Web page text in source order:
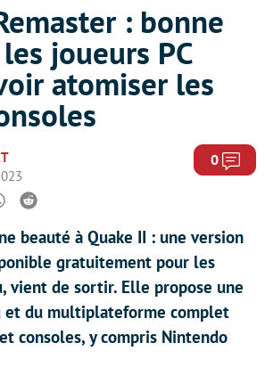
: bonne
joueurs PC
atomiser les
0
Reddit
beauté à Quake II : une version
gratuitement pour les
vient de sortir. Elle propose une
et du multiplateforme complet
consoles, y compris Nintendo